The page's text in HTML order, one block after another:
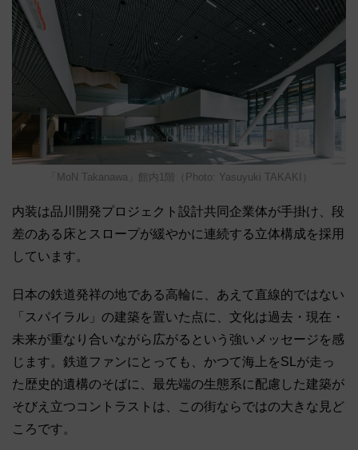
「MoN Takanawa」館内1階（Photo: Yasuyuki TAKAKI）
内装は品川開発プロジェクト設計共同企業体が手掛け、段
差のある床とスロープが緩やかに連続する立体構成を採用
しています。
日本の鉄道発祥の地である高輪に、あえて直線的ではない
「スパイラル」の建築を置いた点に、文化は過去・現在・
未来が重なり合いながら広がるという強いメッセージを感
じます。鉄道ファンにとっても、かつて海上をSLが走っ
た歴史的遺構のそばに、最先端の生態系に配慮した建築が
そびえ立つコントラストは、この街ならではの大きな見ど
ころです。